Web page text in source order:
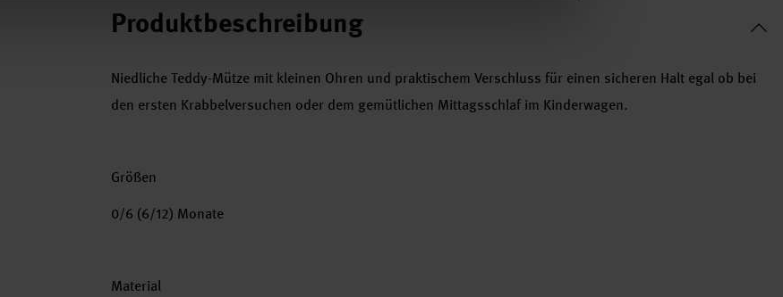
Produktbeschreibung
Niedliche Teddy-Mütze mit kleinen Ohren und praktischem Verschluss für einen sicheren Halt egal ob bei
den ersten Krabbelversuchen oder dem gemütlichen Mittagsschlaf im Kinderwagen.
Größen
0/6 (6/12) Monate
Material